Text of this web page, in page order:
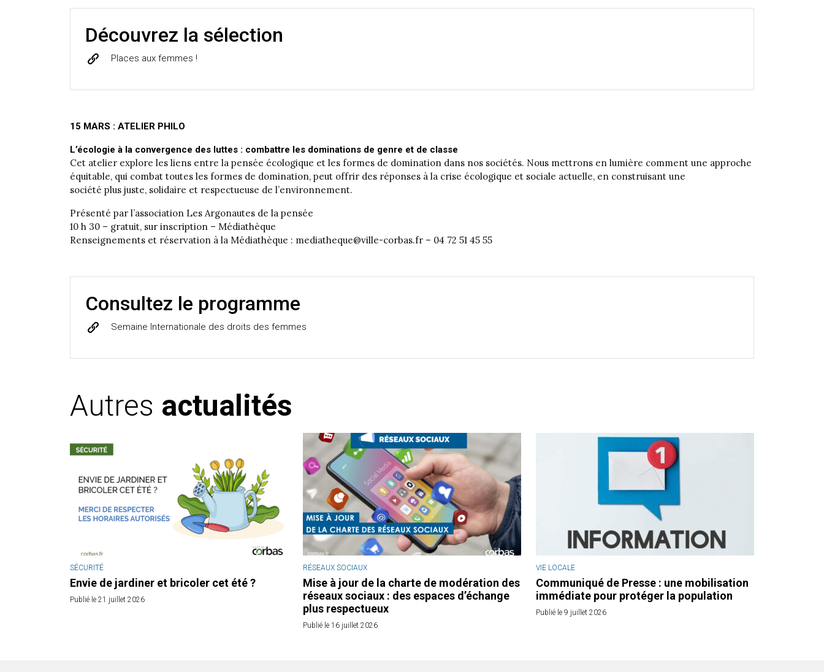
Découvrez la sélection
Places aux femmes !
15 MARS : ATELIER PHILO
L’écologie à la convergence des luttes : combattre les dominations de genre et de classe
Cet atelier explore les liens entre la pensée écologique et les formes de domination dans nos sociétés. Nous mettrons en lumière comment une approche
équitable, qui combat toutes les formes de domination, peut offrir des réponses à la crise écologique et sociale actuelle, en construisant une
société plus juste, solidaire et respectueuse de l’environnement.
Présenté par l’association Les Argonautes de la pensée
10 h 30 – gratuit, sur inscription – Médiathèque
Renseignements et réservation à la Médiathèque : mediatheque@ville-corbas.fr – 04 72 51 45 55
Consultez le programme
Semaine Internationale des droits des femmes
Autres actualités
SÉCURITÉ
Envie de jardiner et bricoler cet été ?
Publié le 21 juillet 2026
RÉSEAUX SOCIAUX
Mise à jour de la charte de modération des
réseaux sociaux : des espaces d’échange
plus respectueux
Publié le 16 juillet 2026
VIE LOCALE
Communiqué de Presse : une mobilisation
immédiate pour protéger la population
Publié le 9 juillet 2026